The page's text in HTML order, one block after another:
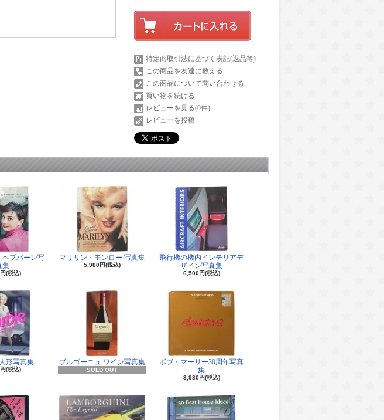
特定商取引法に基づく表記(返品等)
この商品を友達に教える
この商品について問い合わせる
買い物を続ける
レビューを見る(0件)
レビューを投稿
ヘプバーン写
集
(税込)
マリリン・モンロー 写真集
5,980円(税込)
飛行機の機内インテリアデ
ザイン写真集
6,500円(税込)
形写真集
(税込)
ブルゴーニュ ワイン写真集
SOLD OUT
ボブ・マーリー30周年写真
集
3,980円(税込)